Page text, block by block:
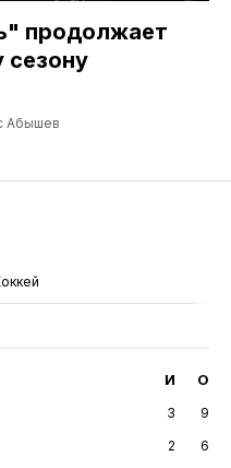
продолжает
сезону
Абышев
И О
3
9
2
6